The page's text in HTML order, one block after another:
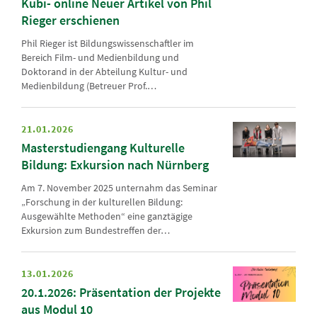
Rieger erschienen
Phil Rieger ist Bildungswissenschaftler im
Bereich Film- und Medienbildung und
Doktorand in der Abteilung Kultur- und
Medienbildung (Betreuer Prof.…
21.01.2026
Masterstudiengang Kulturelle
Bildung: Exkursion nach Nürnberg
Am 7. November 2025 unternahm das Seminar
„Forschung in der kulturellen Bildung:
Ausgewählte Methoden“ eine ganztägige
Exkursion zum Bundestreffen der…
13.01.2026
20.1.2026: Präsentation der Projekte
aus Modul 10